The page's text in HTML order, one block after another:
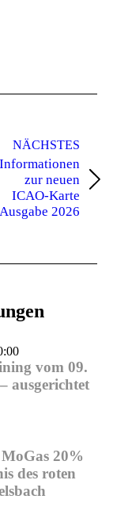
NÄCHSTES
Nächster
Beitrag:
Informationen
zur neuen
ICAO-Karte
Ausgabe 2026
vom 09.
ausgerichtet
20%
des roten